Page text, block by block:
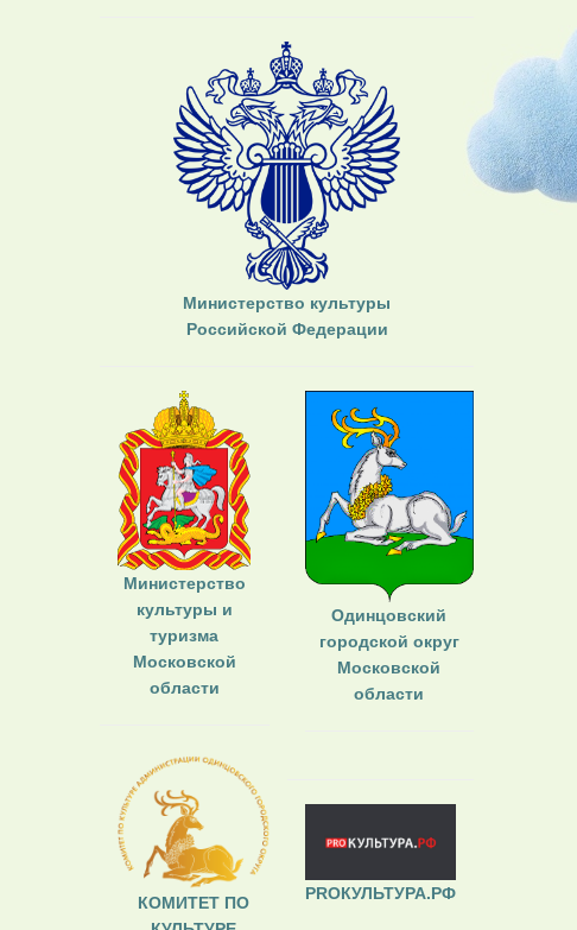
Министерство культуры
Российской Федерации
Министерство
культуры и
туризма
Московской
области
Одинцовский
городской округ
Московской
области
КОМИТЕТ ПО
PROКУЛЬТУРА.РФ